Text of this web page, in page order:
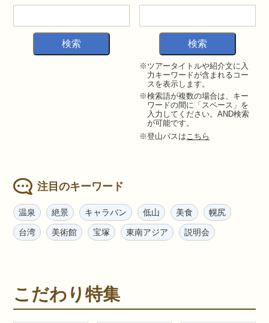
※ツアータイトルや紹介文に入
力キーワードが含まれるコー
スを表示します。
※検索語が複数の場合は、キー
ワードの間に「スペース」を
入力してください。AND検索
が可能です。
※登山バスは こちら
注目のキーワード
温泉 絶景 キャラバン 低山 美食 幌尻
台湾 美術館 宝塚 東南アジア 説明会
こだわり特集